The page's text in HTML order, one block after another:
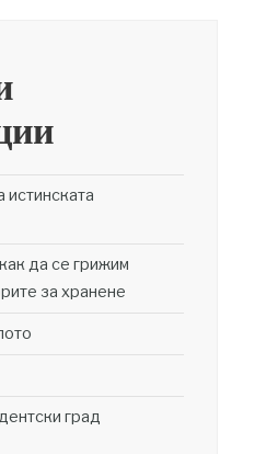
да се грижим
за хранене
град